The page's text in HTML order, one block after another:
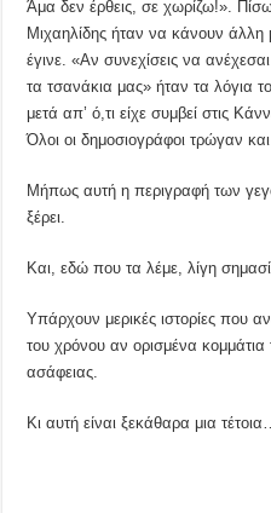
Άμα δεν έρθεις, σε χωρίζω!».
Μιχαηλίδης ήταν να κάνουν άλλη
έγινε. «Αν συνεχίσεις να
τα τσανάκια μας» ήταν τα λόγια
μετά απ’ ό,τι είχε συμβεί στις
Όλοι οι δημοσιογράφοι τρώγαν
Μήπως αυτή η περιγραφή των
ξέρει.
Και, εδώ που τα λέμε, λίγη
Υπάρχουν μερικές ιστορίες που
του χρόνου αν ορισμένα
ασάφειας.
Κι αυτή είναι ξεκάθαρα μια τέτοια…